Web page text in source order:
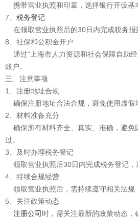
携带营业执照和印章，选择银行开设基
7、 税务登记
在领取营业执照后的30日内完成税务报
8、社保和公积金开户
通过“上海市人力资源和社会保障自助
账户。
三、注意事项
1、注册地址合规
确保注册地址合法合规，避免使用虚假
2、材料准备充分
确保所有材料齐全、真实、准确，避免
过。
3、及时办理税务登记
领取营业执照后30日内完成税务登记，
4、持续合规经营
领取营业执照后，需持续遵守相关法规
5、关注政策动态
注册公司 时，需关注最新的政策动态，